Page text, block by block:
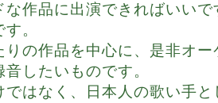
な作品に出演できればいい
。
りの作品を中心に、是非オ
したいものです。
ではなく、日本人の歌い手